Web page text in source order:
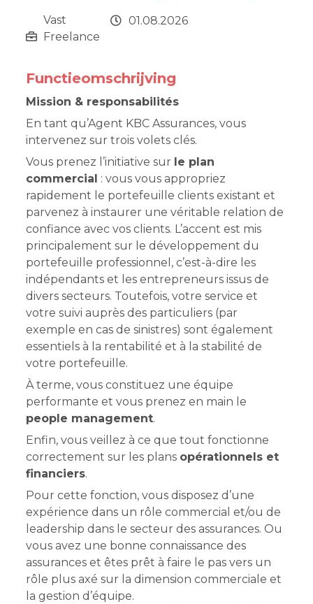
Vast
Freelance
01.08.2026
Functieomschrijving
Mission & responsabilités
En tant qu’Agent KBC Assurances, vous
intervenez sur trois volets clés.
Vous prenez l’initiative sur le plan
commercial : vous vous appropriez
rapidement le portefeuille clients existant et
parvenez à instaurer une véritable relation de
confiance avec vos clients. L’accent est mis
principalement sur le développement du
portefeuille professionnel, c’est-à-dire les
indépendants et les entrepreneurs issus de
divers secteurs. Toutefois, votre service et
votre suivi auprès des particuliers (par
exemple en cas de sinistres) sont également
essentiels à la rentabilité et à la stabilité de
votre portefeuille.
À terme, vous constituez une équipe
performante et vous prenez en main le
people management.
Enfin, vous veillez à ce que tout fonctionne
correctement sur les plans opérationnels et
financiers.
Pour cette fonction, vous disposez d’une
expérience dans un rôle commercial et/ou de
leadership dans le secteur des assurances. Ou
vous avez une bonne connaissance des
assurances et êtes prêt à faire le pas vers un
rôle plus axé sur la dimension commerciale et
la gestion d’équipe.